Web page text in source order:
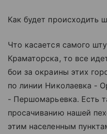
Как будет происходить
Что касается самого
Краматорска, то все
бои за окраины этих
по линии Николаевка -
- Першомарьевка. Есть
просачиванию нашей
этим населенным